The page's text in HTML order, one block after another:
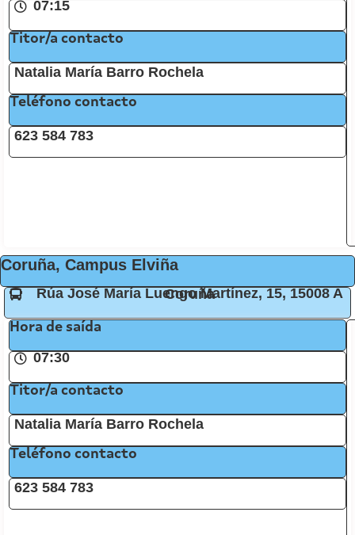
07:15
Titor/a contacto
Natalia María Barro Rochela
Teléfono contacto
623 584 783
Coruña, Campus Elviña
Rúa José María Luengo Martínez, 15, 15008 A Coruña
Hora de saída
07:30
Titor/a contacto
Natalia María Barro Rochela
Teléfono contacto
623 584 783